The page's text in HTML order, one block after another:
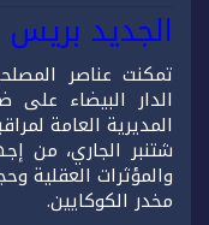
الجديد بريس
تمكنت عناصر
الدار البيضاء
شتنبر الجاري، من
مخدر الكوكايين.